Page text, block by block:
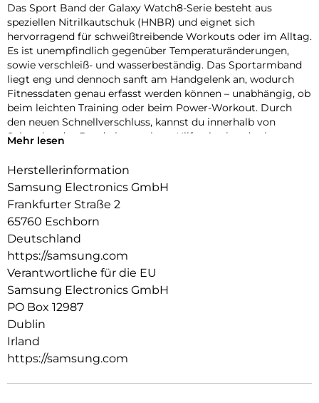
Das Sport Band der Galaxy Watch8-Serie besteht aus
speziellen Nitrilkautschuk (HNBR) und eignet sich
hervorragend für schweißtreibende Workouts oder im Alltag.
Es ist unempfindlich gegenüber Temperaturänderungen,
sowie verschleiß- und wasserbeständig. Das Sportarmband
liegt eng und dennoch sanft am Handgelenk an, wodurch
Fitnessdaten genau erfasst werden können – unabhängig, ob
beim leichten Training oder beim Power-Workout. Durch
den neuen Schnellverschluss, kannst du innerhalb von
Sekunden das Band ohne weitere Hilfsmittel und mit nur
deinem Stil passt und verleihe deiner Galaxy Watch8 |
Mehr lesen
Herstellerinformation
Samsung Electronics GmbH
Frankfurter Straße 2
65760 Eschborn
Deutschland
https://samsung.com
Verantwortliche für die EU
Samsung Electronics GmbH
PO Box 12987
Dublin
Irland
https://samsung.com